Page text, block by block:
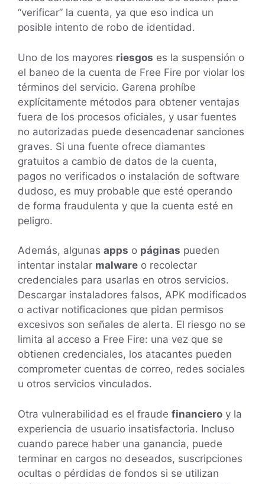
“verificar” la cuenta, ya que eso indica un
posible intento de robo de identidad.
Uno de los mayores riesgos es la suspensión o
el baneo de la cuenta de Free Fire por violar los
términos del servicio. Garena prohíbe
explícitamente métodos para obtener ventajas
fuera de los procesos oficiales, y usar fuentes
no autorizadas puede desencadenar sanciones
graves. Si una fuente ofrece diamantes
gratuitos a cambio de datos de la cuenta,
pagos no verificados o instalación de software
dudoso, es muy probable que esté operando
de forma fraudulenta y que la cuenta esté en
peligro.
Además, algunas apps o páginas pueden
intentar instalar malware o recolectar
credenciales para usarlas en otros servicios.
Descargar instaladores falsos, APK modificados
o activar notificaciones que pidan permisos
excesivos son señales de alerta. El riesgo no se
limita al acceso a Free Fire: una vez que se
obtienen credenciales, los atacantes pueden
comprometer cuentas de correo, redes sociales
u otros servicios vinculados.
Otra vulnerabilidad es el fraude financiero y la
experiencia de usuario insatisfactoria. Incluso
cuando parece haber una ganancia, puede
terminar en cargos no deseados, suscripciones
ocultas o pérdidas de fondos si se utilizan